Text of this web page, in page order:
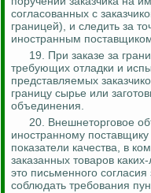
согласованных с
границей), и следить за
иностранным
19. При заказе за
требующих отладки и
представляемых
границу сырье или
объединения.
20. Внешнеторговое
иностранному
показатели качества, в
заказанных товаров
это письменного
соблюдать требования